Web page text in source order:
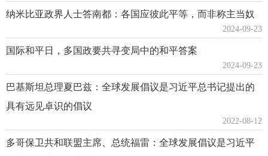
纳米比亚政界人士答南都：各国应彼此平等，而非称主当奴
2024-09-23
国际和平日，多国政要共寻变局中的和平答案
2024-09-23
巴基斯坦总理夏巴兹：全球发展倡议是习近平总书记提出的
具有远见卓识的倡议
2022-08-12
多哥保卫共和联盟主席、总统福雷：全球发展倡议是习近平